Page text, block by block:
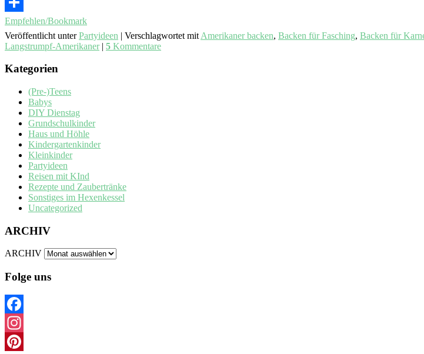
Empfehlen/Bookmark
Veröffentlicht unter Partyideen | Verschlagwortet mit Amerikaner backen, Backen für Fasching, Backen für
Langstrumpf-Amerikaner | 5 Kommentare
Kategorien
(Pre-)Teens
Babys
DIY Dienstag
Grundschulkinder
Haus und Höhle
Kindergartenkinder
Kleinkinder
Partyideen
Reisen mit KInd
Rezepte und Zaubertränke
Sonstiges im Hexenkessel
Uncategorized
ARCHIV
ARCHIV
Folge uns
Facebook
Instagram